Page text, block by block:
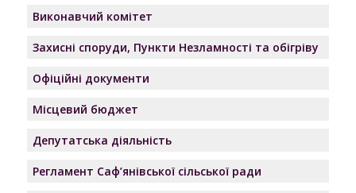
Виконавчий комітет
Захисні споруди, Пункти Незламності та обігріву
Офіційні документи
Місцевий бюджет
Депутатська діяльність
Регламент Саф’янівської сільської ради